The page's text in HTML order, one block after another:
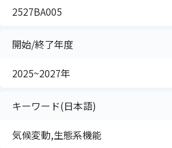
2527BA005
開始/終了年度
2025~2027年
キーワード(日本語)
気候変動,生態系機能